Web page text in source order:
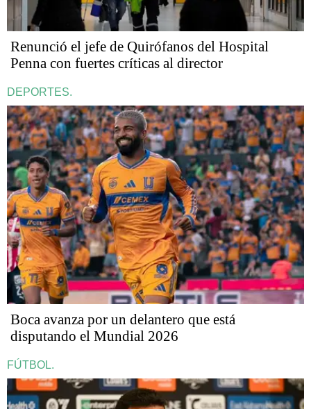
Renunció el jefe de Quirófanos del Hospital
Penna con fuertes críticas al director
DEPORTES.
Boca avanza por un delantero que está
disputando el Mundial 2026
FÚTBOL.